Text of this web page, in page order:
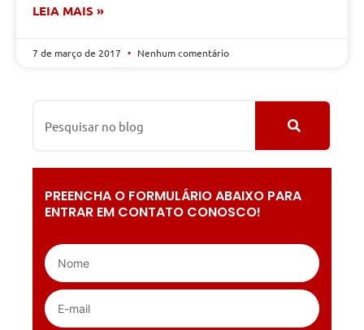
LEIA MAIS »
7 de março de 2017 Nenhum comentário
PREENCHA O FORMULÁRIO ABAIXO PARA
ENTRAR EM CONTATO CONOSCO!